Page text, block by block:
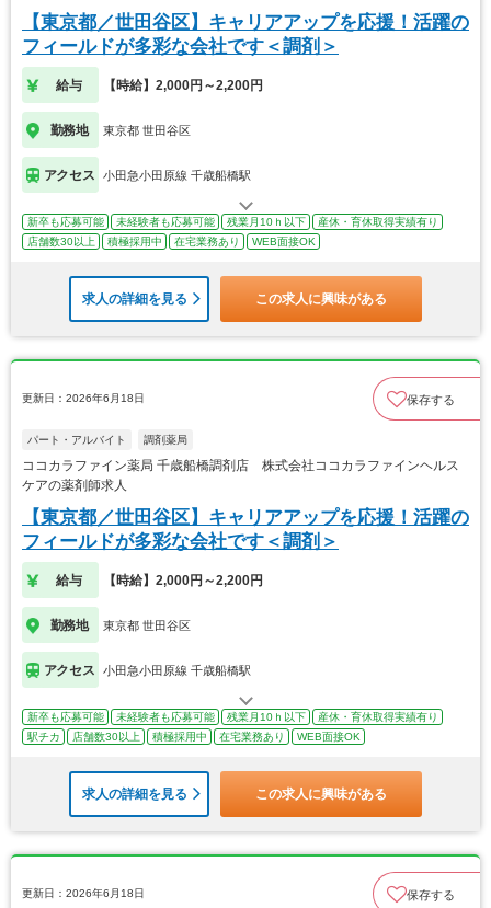
【東京都／世田谷区】キャリアアップを応援！活躍の
フィールドが多彩な会社です＜調剤＞
給与 【時給】2,000円～2,200円
勤務地 東京都 世田谷区
アクセス 小田急小田原線 千歳船橋駅
新卒も応募可能 未経験者も応募可能 残業月10ｈ以下
産休・育休取得実績有り
店舗数30以上
積極採用中 在宅業務あり WEB面接OK
求人の詳細を見る この求人に興味がある
更新日：2026年6月18日 保存する
パート・アルバイト 調剤薬局
ココカラファイン薬局 千歳船橋調剤店 株式会社ココカラファインヘルス
ケアの薬剤師求人
【東京都／世田谷区】キャリアアップを応援！活躍の
フィールドが多彩な会社です＜調剤＞
給与 【時給】2,000円～2,200円
勤務地 東京都 世田谷区
アクセス 小田急小田原線 千歳船橋駅
新卒も応募可能 未経験者も応募可能 残業月10ｈ以下
産休・育休取得実績有り
駅チカ
店舗数30以上 積極採用中 在宅業務あり WEB面接OK
求人の詳細を見る この求人に興味がある
更新日：2026年6月18日 保存する